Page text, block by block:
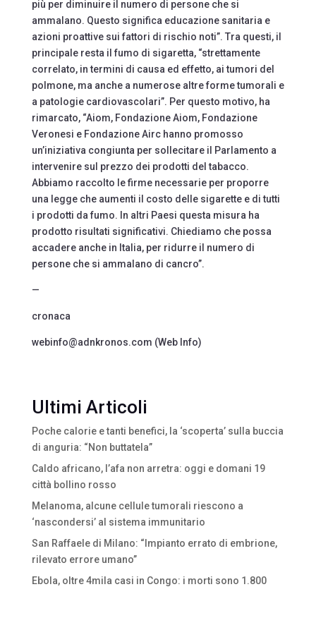
più per diminuire il numero di persone che si
ammalano. Questo significa educazione sanitaria e
azioni proattive sui fattori di rischio noti”. Tra questi, il
principale resta il fumo di sigaretta, “strettamente
correlato, in termini di causa ed effetto, ai tumori del
polmone, ma anche a numerose altre forme tumorali e
a patologie cardiovascolari”. Per questo motivo, ha
rimarcato, “Aiom, Fondazione Aiom, Fondazione
Veronesi e Fondazione Airc hanno promosso
un’iniziativa congiunta per sollecitare il Parlamento a
intervenire sul prezzo dei prodotti del tabacco.
Abbiamo raccolto le firme necessarie per proporre
una legge che aumenti il costo delle sigarette e di tutti
i prodotti da fumo. In altri Paesi questa misura ha
prodotto risultati significativi. Chiediamo che possa
accadere anche in Italia, per ridurre il numero di
persone che si ammalano di cancro”.
—
cronaca
webinfo@adnkronos.com (Web Info)
Ultimi Articoli
Poche calorie e tanti benefici, la ‘scoperta’ sulla buccia
di anguria: “Non buttatela”
Caldo africano, l’afa non arretra: oggi e domani 19
città bollino rosso
Melanoma, alcune cellule tumorali riescono a
‘nascondersi’ al sistema immunitario
San Raffaele di Milano: “Impianto errato di embrione,
rilevato errore umano”
Ebola, oltre 4mila casi in Congo: i morti sono 1.800